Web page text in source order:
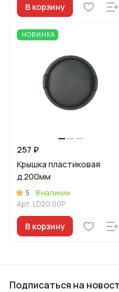
В корзину
НОВИНКА
257 ₽
Крышка пластиковая
д.200мм
5
В наличии
Арт. LD20.00P
В корзину
Подписаться на